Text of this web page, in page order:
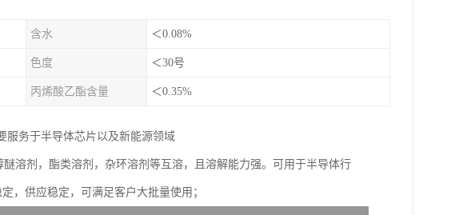
含水 ＜0.08%
色度 ＜30号
丙烯酸乙酯含量 ＜0.35%
服务于半导体芯片以及新能源领域
溶剂，酯类溶剂，杂环溶剂等互溶，且溶解能力强。可用于半导体行
，供应稳定，可满足客户大批量使用；